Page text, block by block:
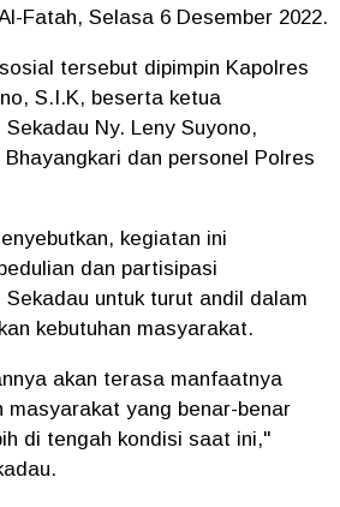
Fatah, Selasa 6 Desember 2022.
tersebut dipimpin Kapolres
S.I.K, beserta ketua
Ny. Leny Suyono,
dan personel Polres
kegiatan ini
dan partisipasi
Sekadau untuk turut andil dalam
kebutuhan masyarakat.
akan terasa manfaatnya
masyarakat yang benar-benar
di tengah kondisi saat ini,"